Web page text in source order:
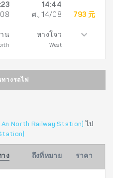
น
14:44
ศ., 14/08
หางโจว
West
793 元
างรถไฟ
North Railway Station)
ไป
าง ถึงที่หมาย ราคา